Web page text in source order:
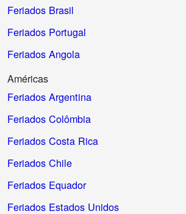
Feriados Brasil
Feriados Portugal
Feriados Angola
Américas
Feriados Argentina
Feriados Colômbia
Feriados Costa Rica
Feriados Chile
Feriados Equador
Feriados Estados Unidos